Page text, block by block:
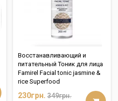
Восстанавливающий и
питательный Тоник для лица
Famirel Facial tonic jasmine &
rice Superfood
230грн. 349грн.